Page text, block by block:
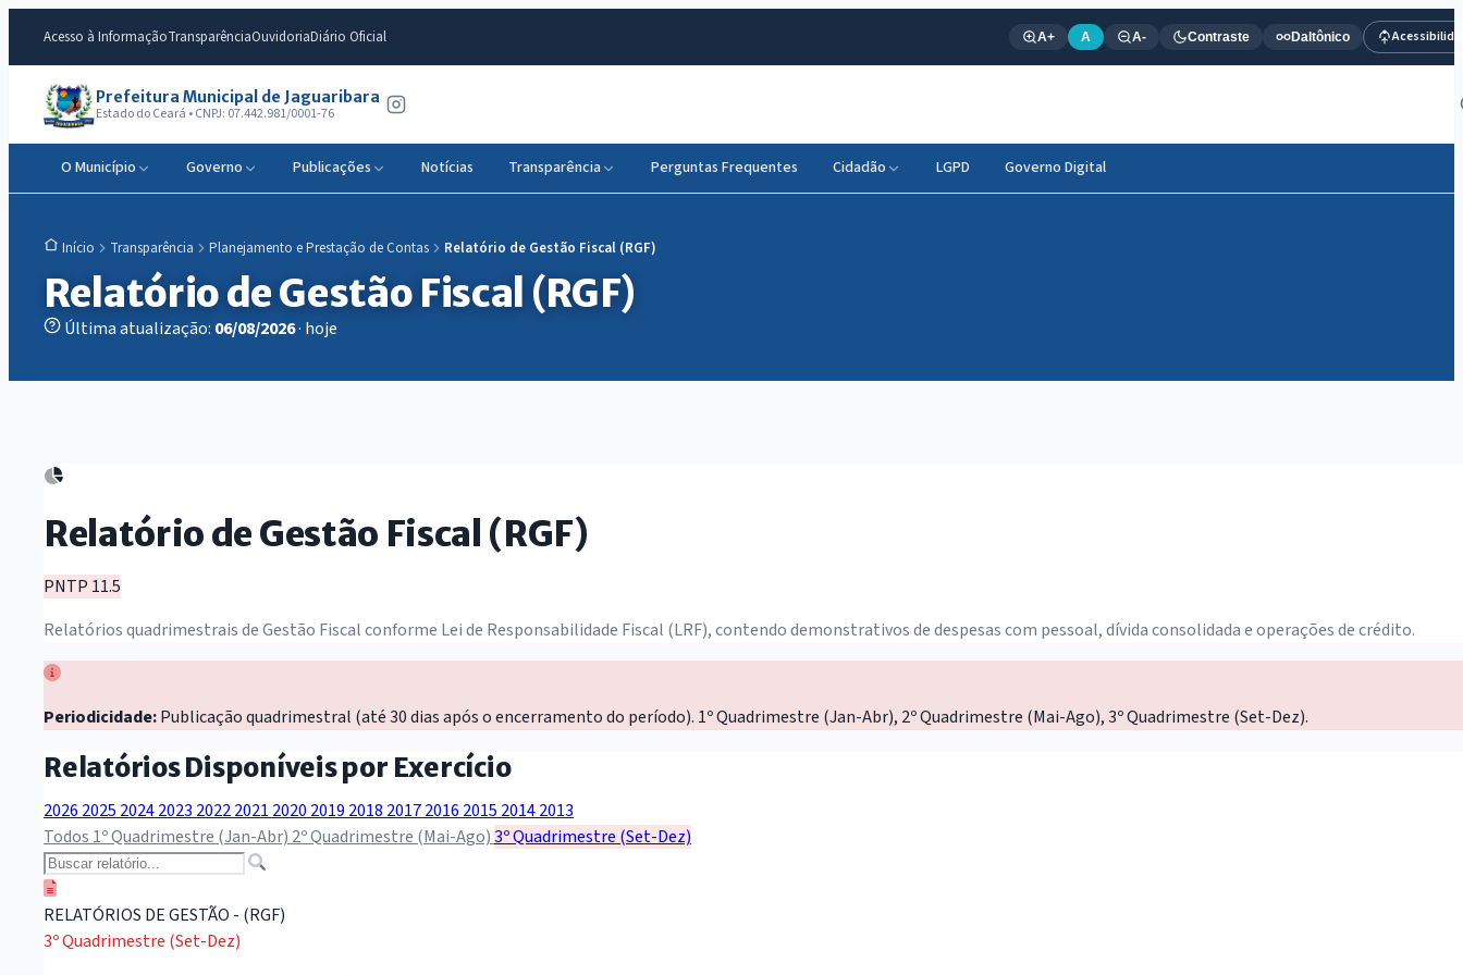
Acesso à InformaçãoTransparênciaOuvidoriaDiário Oficial A+ A A- Contraste Daltônico
Prefeitura Municipal de Jaguaribara
Estado do Ceará • CNPJ: 07.442.981/0001-76
O Município Governo Publicações Notícias Transparência Perguntas Frequentes Cidadão LGPD Governo Digital
Início Transparência Planejamento e Prestação de Contas Relatório de Gestão Fiscal (RGF)
Relatório de Gestão Fiscal (RGF)
Última atualização: 06/08/2026· hoje
Relatório de Gestão Fiscal (RGF)
PNTP 11.5
Relatórios quadrimestrais de Gestão Fiscal conforme Lei de Responsabilidade Fiscal (LRF), contendo demonstrativos de despesas com pessoal, dívida consolidada e operações de crédito.
Periodicidade:Publicação quadrimestral (até 30 dias após o encerramento do período). 1º Quadrimestre (Jan-Abr), 2º Quadrimestre (Mai-Ago), 3º Quadrimestre (Set-Dez).
Relatórios Disponíveis por Exercício
2026 2025 20242023 20222021 2020 2019 2018 20172016 2015 20142013
Todos 1º Quadrimestre (Jan-Abr) 2º Quadrimestre (Mai-Ago)3º Quadrimestre (Set-Dez)
RELATÓRIOS DE GESTÃO - (RGF)
3º Quadrimestre (Set-Dez)